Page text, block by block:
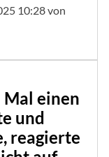
10:28 von
Mal einen
und
reagierte